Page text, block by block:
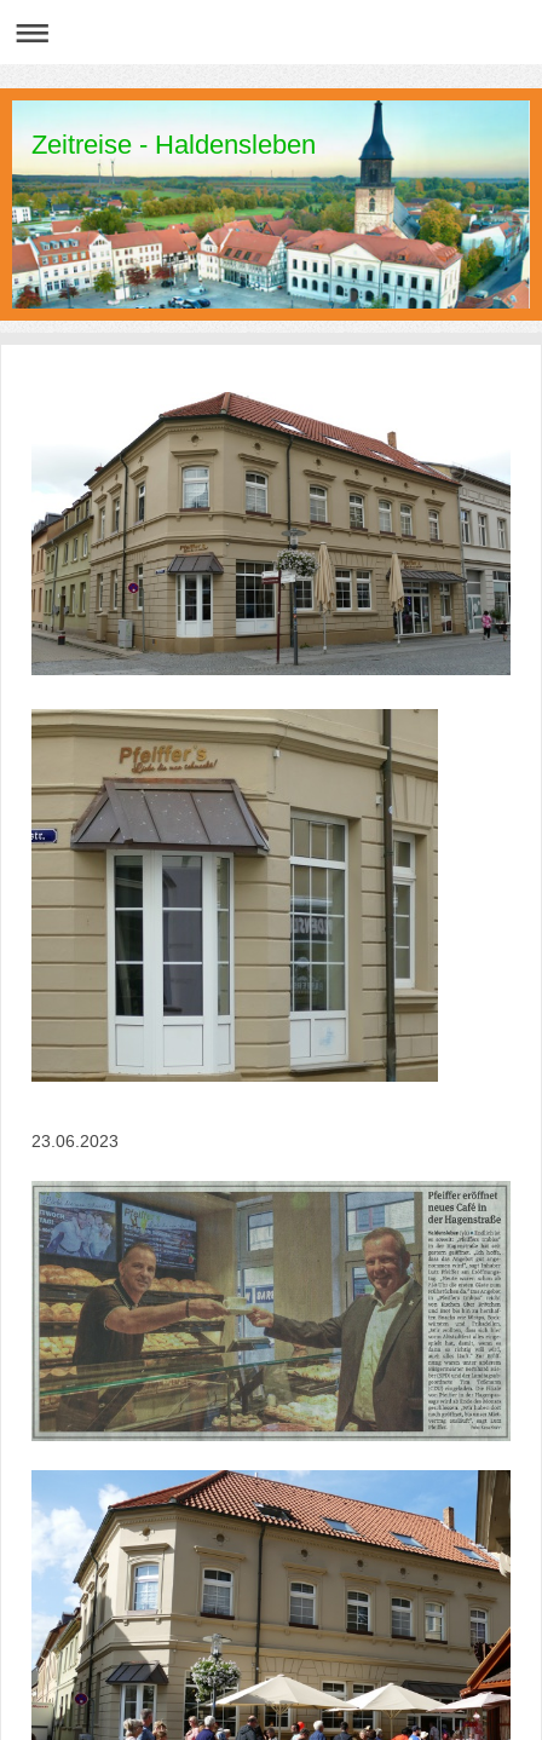
Zeitreise - Haldensleben
23.06.2023